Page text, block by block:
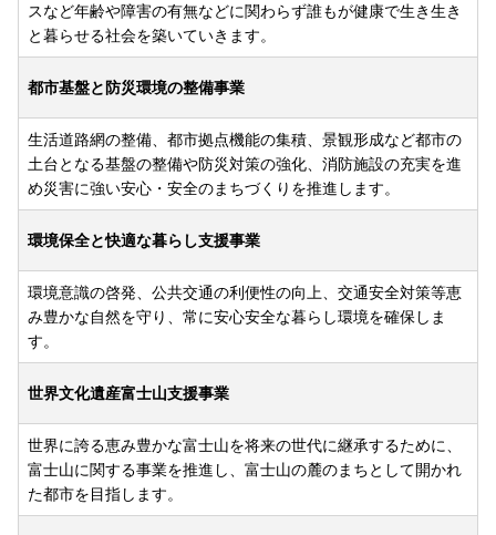
スなど年齢や障害の有無などに関わらず誰もが健康で生き生き
と暮らせる社会を築いていきます。
都市基盤と防災環境の整備事業
生活道路網の整備、都市拠点機能の集積、景観形成など都市の
土台となる基盤の整備や防災対策の強化、消防施設の充実を進
め災害に強い安心・安全のまちづくりを推進します。
環境保全と快適な暮らし支援事業
環境意識の啓発、公共交通の利便性の向上、交通安全対策等恵
み豊かな自然を守り、常に安心安全な暮らし環境を確保しま
す。
世界文化遺産富士山支援事業
世界に誇る恵み豊かな富士山を将来の世代に継承するために、
富士山に関する事業を推進し、富士山の麓のまちとして開かれ
た都市を目指します。